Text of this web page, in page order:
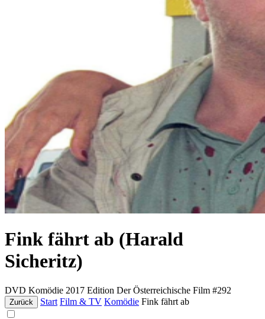
Fink fährt ab (Harald
Sicheritz)
DVD Komödie 2017 Edition Der Österreichische Film #292
Zurück Start Film & TV Komödie Fink fährt ab